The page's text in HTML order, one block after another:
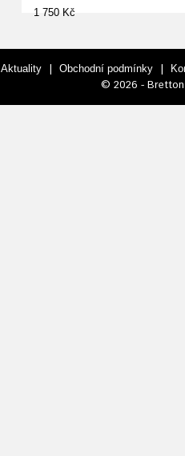
1 750 Kč
Aktuality | Obchodní podmínky |
© 2026 - Bretton